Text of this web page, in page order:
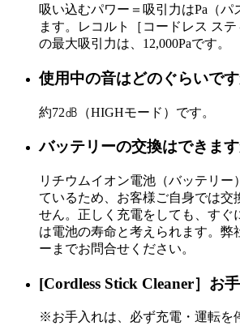
吸い込むパワー＝吸引力はPa（パ
ます。レコルト［コードレス ステ
の最大吸引力は、12,000Paです。
使用中の音はどのぐらいです
約72㏈（HIGHモード）です。
バッテリーの交換はできます
リチウムイオン電池（バッテリー
ているため、お客様ご自身では交
せん。正しく充電をしても、すぐ
は電池の寿命と考えられます。弊
ーまでお問合せください。
[Cordless Stick Cleaner］お
※お手入れは、必ず充電・運転を